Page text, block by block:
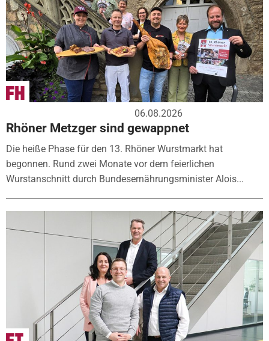
06.08.2026
Rhöner Metzger sind gewappnet
Die heiße Phase für den 13. Rhöner Wurstmarkt hat
begonnen. Rund zwei Monate vor dem feierlichen
Wurstanschnitt durch Bundesernährungsminister Alois...